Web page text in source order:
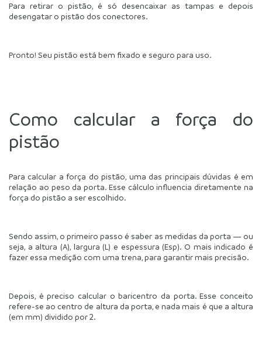
Para retirar o pistão, é só desencaixar as tampas e depois
desengatar o pistão dos conectores.
Pronto! Seu pistão está bem fixado e seguro para uso.
Como calcular a força do
pistão
Para calcular a força do pistão, uma das principais dúvidas é em
relação ao peso da porta. Esse cálculo influencia diretamente na
força do pistão a ser escolhido.
Sendo assim, o primeiro passo é saber as medidas da porta — ou
seja, a altura (A), largura (L) e espessura (Esp). O mais indicado é
fazer essa medição com uma trena, para garantir mais precisão.
Depois, é preciso calcular o baricentro da porta. Esse conceito
refere-se ao centro de altura da porta, e nada mais é que a altura
(em mm) dividido por 2.